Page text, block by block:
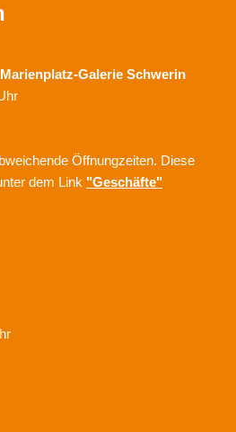
Marienplatz-Galerie Schwerin
Öffnungzeiten. Diese
dem Link "Geschäfte"